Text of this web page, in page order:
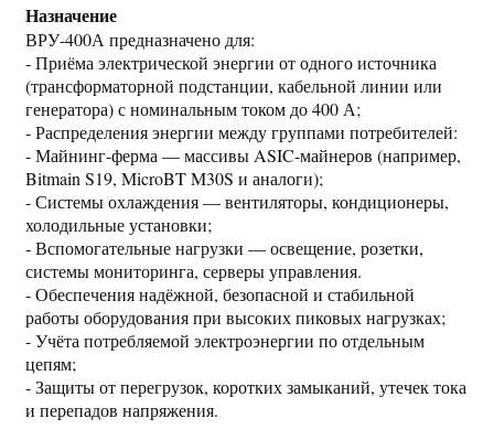
Назначение
ВРУ-400А предназначено для:
- Приёма электрической энергии от одного источника
(трансформаторной подстанции, кабельной линии или
генератора) с номинальным током до 400 А;
- Распределения энергии между группами потребителей:
- Майнинг-ферма — массивы ASIC-майнеров (например,
Bitmain S19, MicroBT M30S и аналоги);
- Системы охлаждения — вентиляторы, кондиционеры,
холодильные установки;
- Вспомогательные нагрузки — освещение, розетки,
системы мониторинга, серверы управления.
- Обеспечения надёжной, безопасной и стабильной
работы оборудования при высоких пиковых нагрузках;
- Учёта потребляемой электроэнергии по отдельным
цепям;
- Защиты от перегрузок, коротких замыканий, утечек тока
и перепадов напряжения.